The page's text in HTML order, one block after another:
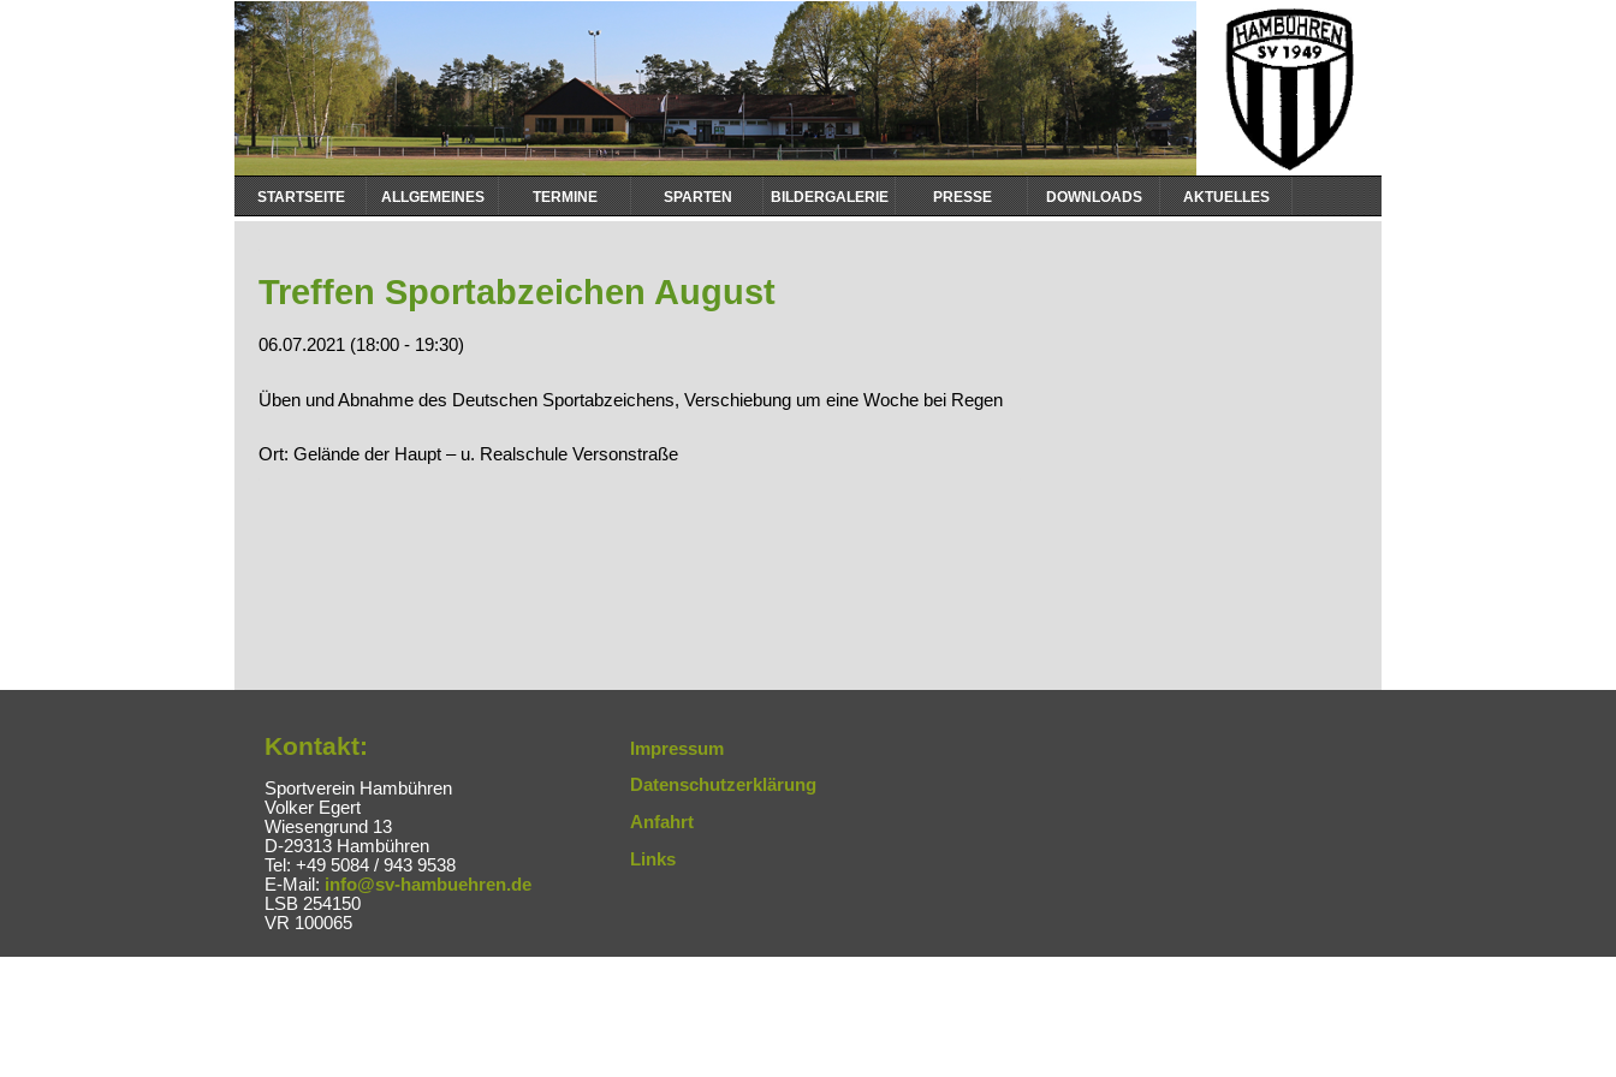
Navigation
überspringen
STARTSEITE ALLGEMEINES TERMINE SPARTEN BILDERGALERIE PRESSE DOWNLOADS AKTUELLES
Treffen Sportabzeichen August
06.07.2021 (18:00 - 19:30)
Üben und Abnahme des Deutschen Sportabzeichens, Verschiebung um eine Woche bei Regen
Ort: Gelände der Haupt – u. Realschule Versonstraße
Kontakt:
Sportverein Hambühren
Volker Egert
Wiesengrund 13
D-29313 Hambühren
Tel: +49 5084 / 943 9538
E-Mail: info@sv-hambuehren.de
LSB 254150
VR 100065
Impressum
Datenschutzerklärung
Anfahrt
Links